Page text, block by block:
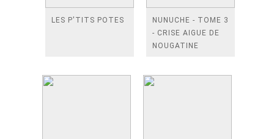
LES P'TITS POTES
NUNUCHE - TOME 3
- CRISE AIGUE DE
NOUGATINE